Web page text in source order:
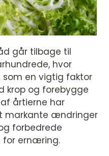
går tilbage til
hvor
en vigtig faktor
krop og forebygge
årtierne har
markante ændringer
forbedrede
for ernæring.